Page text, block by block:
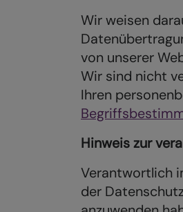
Wir weisen
von unserer
Wir sind nicht
Ihren
Hinweis zur
Verantwortlich
der